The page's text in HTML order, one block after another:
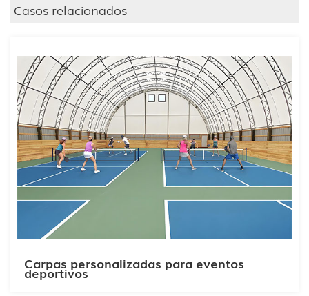
Casos relacionados
Carpas personalizadas para eventos
deportivos